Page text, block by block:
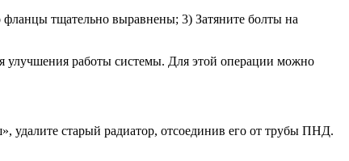
тщательно выравнены; 3) Затяните болты на
улучшения работы системы. Для этой операции можно
удалите старый радиатор, отсоединив его от трубы ПНД.